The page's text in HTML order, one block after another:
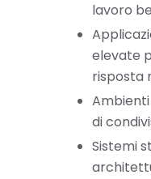
lavoro
elevate
risposta
di
Sistemi